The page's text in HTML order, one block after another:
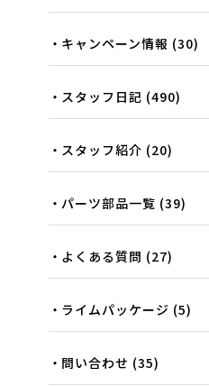
キャンペーン情報 (30)
スタッフ日記 (490)
スタッフ紹介 (20)
パーツ部品一覧 (39)
よくある質問 (27)
ライムパッケージ (5)
問い合わせ (35)